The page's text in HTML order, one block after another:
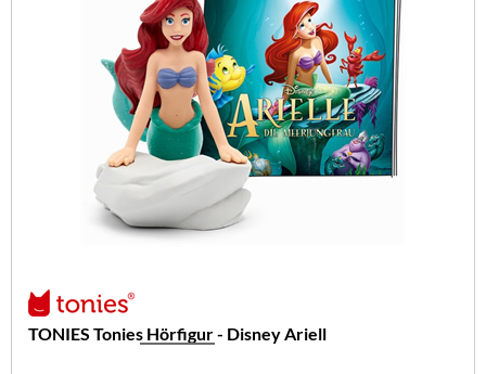
TONIES Tonies Hörfigur - Disney Ariell